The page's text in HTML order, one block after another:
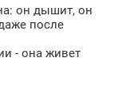
он дышит, он
после
- она живет